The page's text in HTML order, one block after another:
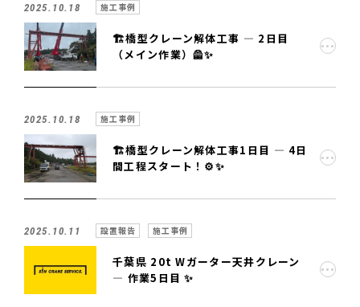
2025.10.18 施工事例
🏗️橋型クレーン解体工事 — 2日目
（メイン作業）🦺✨
2025.10.18 施工事例
🏗️橋型クレーン解体工事1日目 — 4日
間工程スタート！⚙️✨
2025.10.11 設置報告 施工事例
千葉県 20t Wガーター天井クレーン
— 作業5日目 ✨